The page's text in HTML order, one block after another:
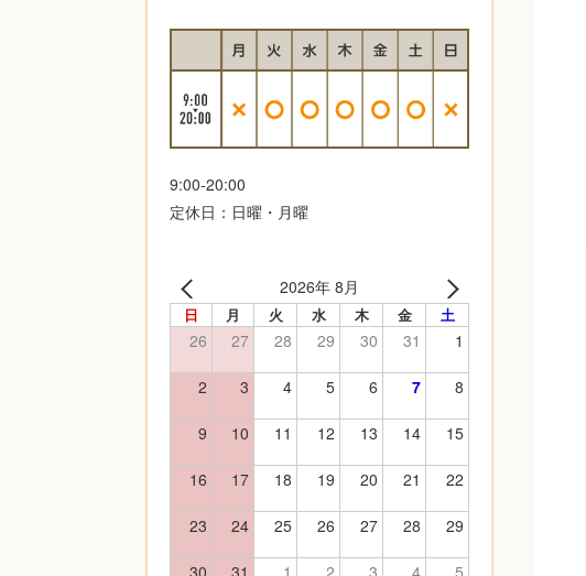
9:00-20:00
定休日：日曜・月曜
2026年 8月
日 月 火 水 木 金 土
26 27 28 29 30 31 1
2 3 4 5 6 7 8
9 10 11 12 13 14 15
16 17 18 19 20 21 22
23 24 25 26 27 28 29
30 31 1 2 3 4 5